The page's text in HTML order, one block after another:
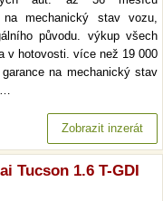
na mechanický stav vozu,
původu. výkup všech
v hotovosti. více než 19 000
na mechanický stav
Zobrazit inzerát
Tucson 1.6 T-GDI